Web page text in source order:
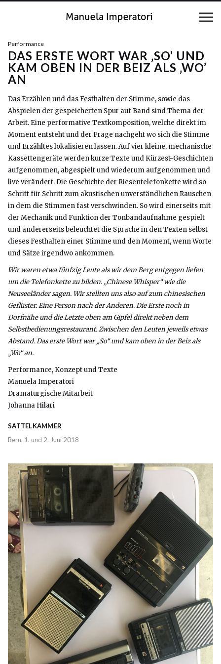
Performance
DAS ERSTE WORT WAR ‚SO’ UND
KAM OBEN IN DER BEIZ ALS ‚WO’
AN
Das Erzählen und das Festhalten der Stimme, sowie das
Abspielen der gespeicherten Spur auf Band sind Thema der
Arbeit. Eine performative Textkomposition, welche direkt im
Moment entsteht und der Frage nachgeht wo sich die Stimme
und Erzähltes lokalisieren lassen. Auf vier kleine, mechanische
Kassettengeräte werden kurze Texte und Kürzest-Geschichten
aufgenommen, abgespielt und wiederum aufgenommen und
live verändert. Die Geschichte der Riesentelefonkette wird so
Schritt für Schritt zum akustischen unverständlichen Rauschen
in dem die Stimmen fast verschwinden. So wird einerseits mit
der Mechanik und Funktion der Tonbandaufnahme gespielt
und andererseits beleuchtet die Sprache in den Texten selbst
dieses Festhalten einer Stimme und den Moment, wenn Worte
und Sätze irgendwo ankommen.
Wir waren etwa fünfzig Leute als wir dem Berg entgegen liefen
um die Telefonkette zu bilden. „Chinese Whisper“ wie die
Neuseeländer sagen. Wir stellten uns also auf zum chinesischen
Geflüster. Eine Person nach der Anderen. Die Erste noch in
Dorfnähe und die Letzte oben am Gipfel direkt neben dem
Selbstbedienungsrestaurant. Zwischen den Leuten jeweils etwas
Abstand. Das erste Wort war „So“ und kam oben in der Beiz als
„Wo“ an.
Performance, Konzept und Texte
Manuela Imperatori
Dramaturgische Mitarbeit
Johanna Hilari
SATTELKAMMER
Bern, 1. und 2. Juni 2018